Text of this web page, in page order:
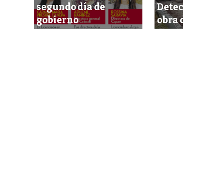
segundo día de
gobierno
Detectan
obra de la